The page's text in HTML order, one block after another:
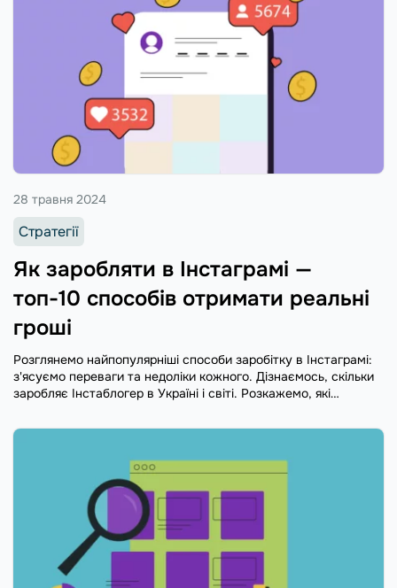
Як заробляти в Інстаграмі —
топ-10 способів отримати реальні
гроші
28 травня 2024
Стратегії
Розглянемо найпопулярніші способи заробітку в Інстаграмі:
з'ясуємо переваги та недоліки кожного. Дізнаємось, скільки
заробляє Інстаблогер в Україні і світі. Розкажемо, які